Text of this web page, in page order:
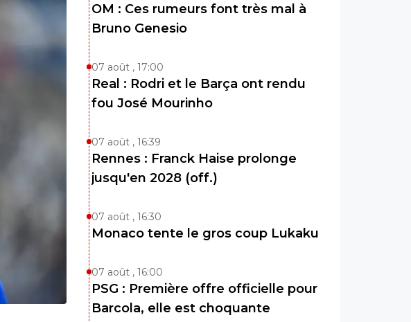
OM : Ces rumeurs font très mal à
Bruno Genesio
07 août , 17:00
Real : Rodri et le Barça ont rendu
fou José Mourinho
07 août , 16:39
Rennes : Franck Haise prolonge
jusqu'en 2028 (off.)
07 août , 16:30
Monaco tente le gros coup Lukaku
07 août , 16:00
PSG : Première offre officielle pour
Barcola, elle est choquante